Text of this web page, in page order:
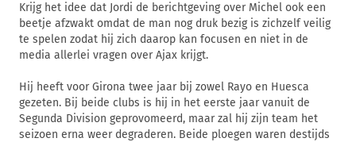
Krijg het idee dat Jordi de berichtgeving over Michel ook een
beetje afzwakt omdat de man nog druk bezig is zichzelf veilig
te spelen zodat hij zich daarop kan focusen en niet in de
media allerlei vragen over Ajax krijgt.
Hij heeft voor Girona twee jaar bij zowel Rayo en Huesca
gezeten. Bij beide clubs is hij in het eerste jaar vanuit de
Segunda Division geprovomeerd, maar zal hij zijn team het
seizoen erna weer degraderen. Beide ploegen waren destijds